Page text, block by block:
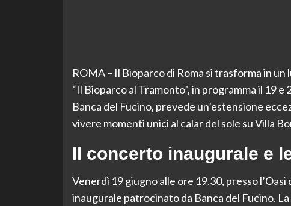
ROMA – Il Bioparco di Roma si trasforma in
“Il Bioparco al Tramonto”, in programma il 19
Banca del Fucino, prevede un’estensione
vivere momenti unici al calar del sole su Villa
Il concerto inaugurale e
Venerdì 19 giugno alle ore 19.30, presso
inaugurale patrocinato da Banca del Fucino.